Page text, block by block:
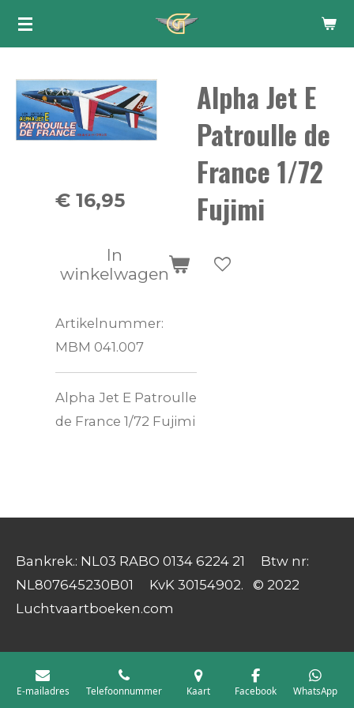
Ga
de
hoofdinhoud
Alpha Jet E
Patroulle de
France 1/72
Fujimi
€ 16,95
In
winkelwagen
Artikelnummer:
MBM 041.007
Alpha Jet E Patroulle
de France 1/72 Fujimi
Bankrek.: NL03 RABO 0134 6224 21 Btw nr:
NL807645230B01 KvK 30154902. © 2022
Luchtvaartboeken.com
E-mailadres Telefoonnummer Kaart Facebook WhatsApp